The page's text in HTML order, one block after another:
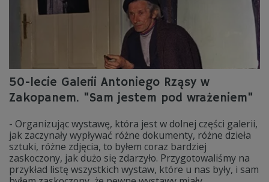
50-lecie Galerii Antoniego Rząsy w
Zakopanem. "Sam jestem pod wrażeniem"
- Organizując wystawę, która jest w dolnej części galerii,
jak zaczynały wypływać różne dokumenty, różne dzieła
sztuki, różne zdjęcia, to byłem coraz bardziej
zaskoczony, jak dużo się zdarzyło. Przygotowaliśmy na
przykład listę wszystkich wystaw, które u nas były, i sam